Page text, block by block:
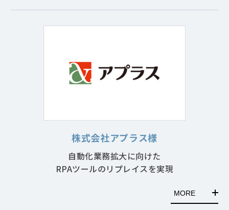
株式会社アプラス様
自動化業務拡大に向けた
RPAツールのリプレイスを実現
MORE